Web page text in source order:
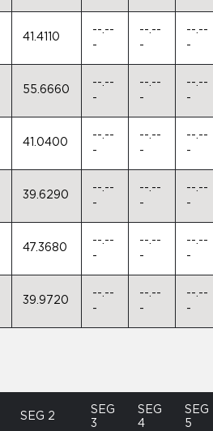
41.4110
--.--
-
--.--
-
--.--
-
55.6660
--.--
-
--.--
-
--.--
-
41.0400
--.--
-
--.--
-
--.--
-
39.6290
--.--
-
--.--
-
--.--
-
47.3680
--.--
-
--.--
-
--.--
-
39.9720
--.--
-
--.--
-
--.--
-
SEG 2
SEG
3
SEG
4
SEG
5